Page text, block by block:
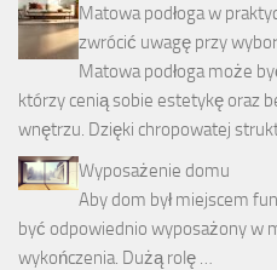
Matowa podłoga w
zwrócić uwagę przy
Matowa podłoga może
którzy cenią sobie estetykę oraz
wnętrzu. Dzięki chropowatej
Wyposażenie domu
Aby dom był miejscem
być odpowiednio wyposażony w
wykończenia. Dużą rolę …